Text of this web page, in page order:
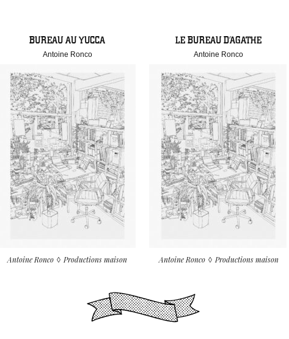
BUREAU AU YUCCA
Antoine Ronco
Antoine Ronco Productions maison
LE BUREAU D’AGATHE
Antoine Ronco
Antoine Ronco Productions maison